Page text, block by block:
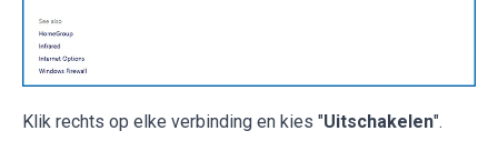
Klik rechts op elke verbinding en kies "Uitschakelen".